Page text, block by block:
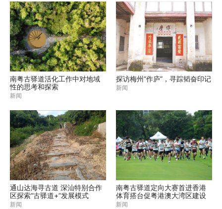
南粤古驿道活化工作中对地域
性的思考和探索
新闻
探访梅州“作庐”，寻踪韬奋印记
新闻
通山达海寻古道 深汕特别合作
区探索“古驿道+”发展模式
新闻
南粤古驿道定向大赛首进香港
体育搭台促粤港澳大湾区建设
新闻